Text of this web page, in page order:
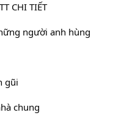
CHI TIẾT
người anh hùng
gũi
chung